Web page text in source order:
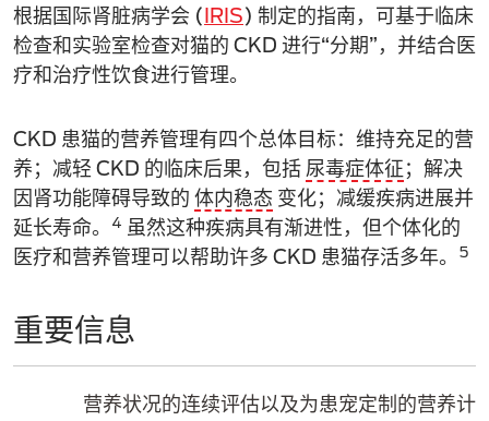
根据国际肾脏病学会 (IRIS) 制定的指南，可基于临床
检查和实验室检查对猫的 CKD 进行“分期”，并结合医
疗和治疗性饮食进行管理。
CKD 患猫的营养管理有四个总体目标：维持充足的营
养；减轻 CKD 的临床后果，包括 尿毒症体征；解决
因肾功能障碍导致的 体内稳态 变化；减缓疾病进展并
延长寿命。
4 虽然这种疾病具有渐进性，但个体化的
医疗和营养管理可以帮助许多 CKD 患猫存活多年。
5
重要信息
营养状况的连续评估以及为患宠定制的营养计